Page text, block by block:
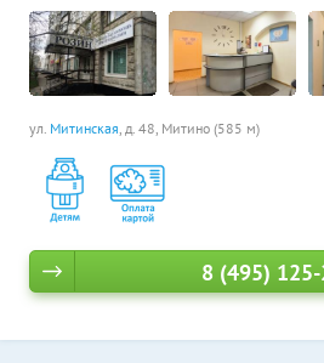
ул. Митинская, д. 48, Митино (585 м)
8 (495)